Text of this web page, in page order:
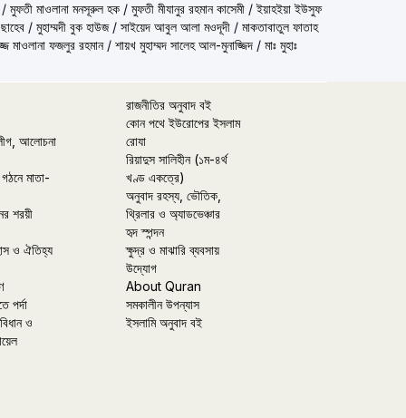
মুফতী মাওলানা মনসূরুল হক / মুফতী মীযানুর রহমান কাসেমী /ইয়াহইয়া ইউসুফ
/ মুহাম্মদী বুক হাউজ/ সাইয়েদ আবুল আলা মওদূদী / মাকতাবাতুল ফাতাহ
মাওলানা ফজলুর রহমান/ শায়খ মুহাম্মদ সালেহ আল-মুনাজ্জিদ / মাঃ মুহাঃ
আলোচনা
মাতা-
শরয়ী
ও ঐতিহ্য
পর্দা
ও
রাজনীতির অনুবাদ বই
কোন পথে ইউরোপের ইসলাম
রোযা
রিয়াদুস সালিহীন (১ম-৪র্থ
খণ্ড একত্রে)
অনুবাদ রহস্য, ভৌতিক,
থ্রিলার ও অ্যাডভেঞ্চার
হৃদ স্পন্দন
ক্ষুদ্র ও মাঝারি ব্যবসায়
উদ্যোগ
About Quran
সমকালীন উপন্যাস
ইসলামি অনুবাদ বই